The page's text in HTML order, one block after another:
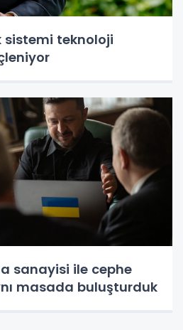
sistemi teknoloji
sanayisi ile cephe
masada buluşturduk